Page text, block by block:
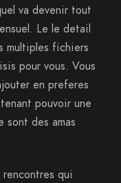
va devenir tout
Le le detail
multiples fichiers
pour vous. Vous
en preferes
pouvoir une
sont des amas
rencontres qui